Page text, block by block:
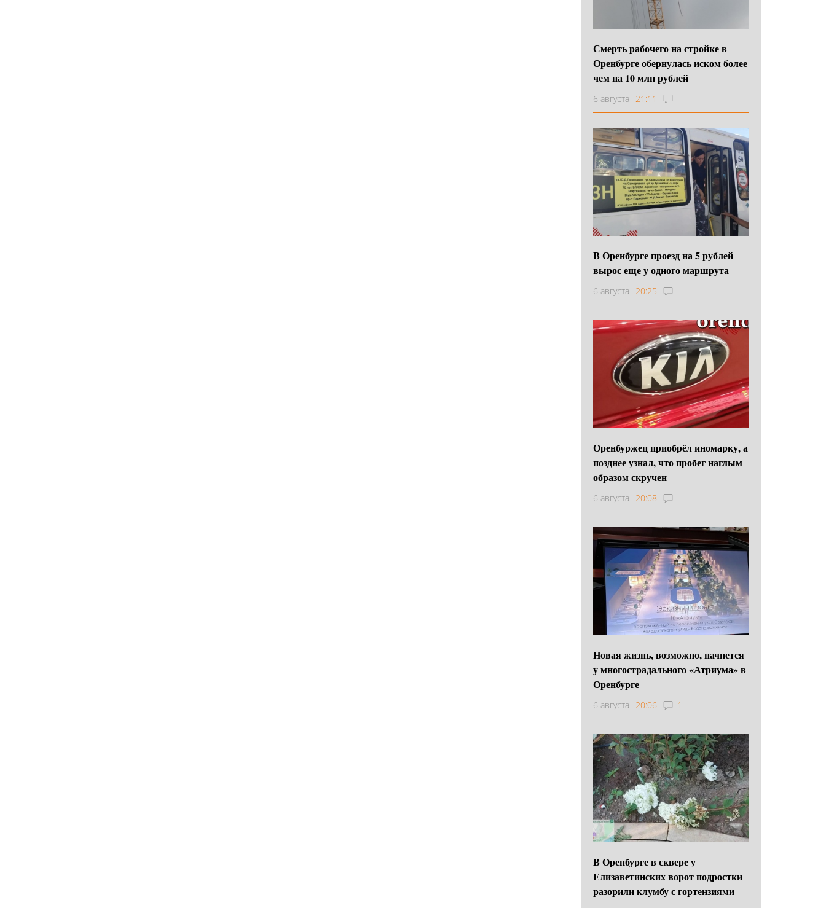
Смерть рабочего на стройке в
Оренбурге обернулась иском более
чем на 10 млн рублей
6 августа 21:11
В Оренбурге проезд на 5 рублей
вырос еще у одного маршрута
6 августа 20:25
Оренбуржец приобрёл иномарку, а
позднее узнал, что пробег наглым
образом скручен
6 августа 20:08
Новая жизнь, возможно, начнется
у многострадального «Атриума» в
Оренбурге
6 августа 20:06 1
В Оренбурге в сквере у
Елизаветинских ворот подростки
разорили клумбу с гортензиями